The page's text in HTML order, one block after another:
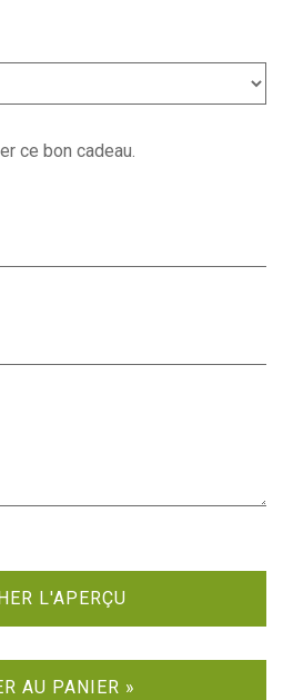
ce bon cadeau.
L'APERÇU
AU PANIER »